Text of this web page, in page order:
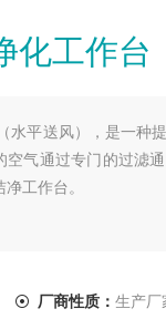
工作台
水平送风），是一种
气通过专门的过滤
工作台。
厂商性质： 生产厂